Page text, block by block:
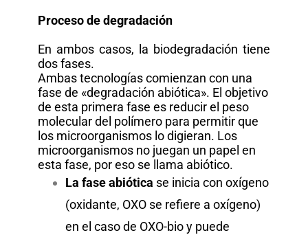
Proceso de degradación
En ambos casos, la biodegradación tiene
dos fases.
Ambas tecnologías comienzan con una
fase de «degradación abiótica». El objetivo
de esta primera fase es reducir el peso
molecular del polímero para permitir que
los microorganismos lo digieran. Los
microorganismos no juegan un papel en
esta fase, por eso se llama abiótico.
La fase abiótica se inicia con oxígeno
(oxidante, OXO se refiere a oxígeno)
en el caso de OXO-bio y puede